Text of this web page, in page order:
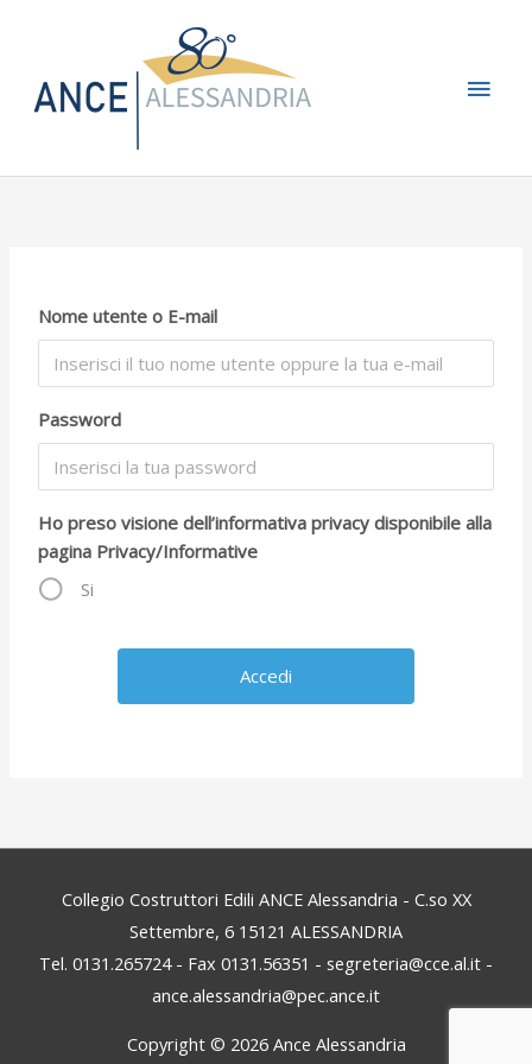
Nome utente o E-mail
Password
Ho preso visione dell’informativa privacy disponibile alla
pagina Privacy/Informative
Si
Collegio Costruttori Edili ANCE Alessandria - C.so XX
Settembre, 6 15121 ALESSANDRIA
Tel. 0131.265724 - Fax 0131.56351 - segreteria@cce.al.it -
ance.alessandria@pec.ance.it
Copyright © 2026 Ance Alessandria